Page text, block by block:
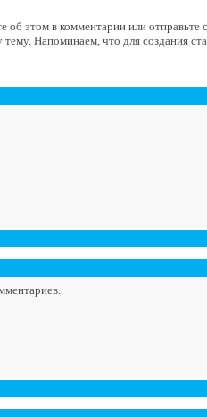
об этом в комментарии или отправьте
Напоминаем, что для создания